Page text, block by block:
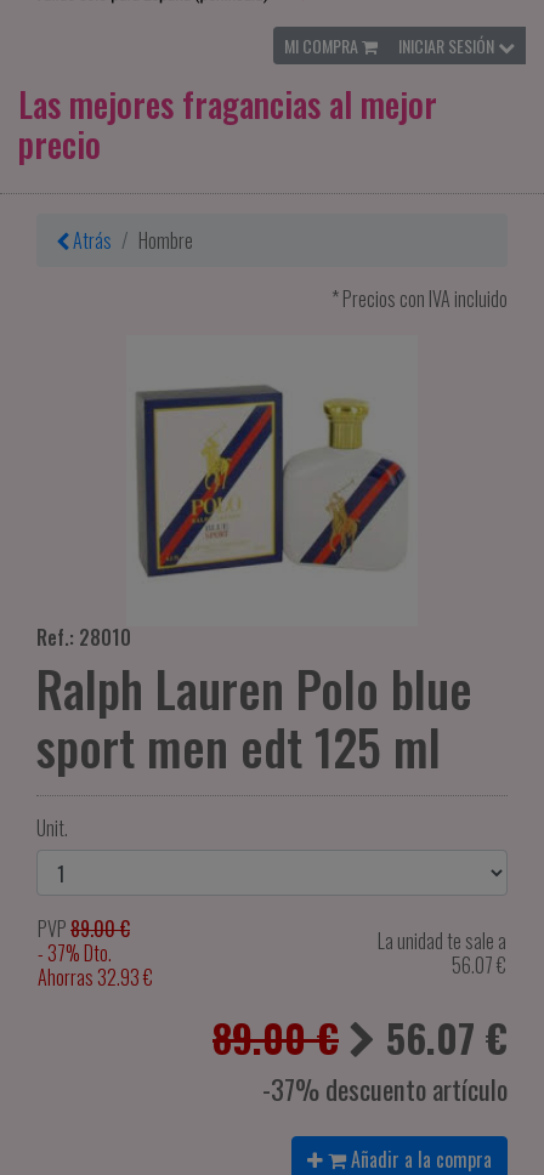
MI COMPRA INICIAR SESIÓN
Las mejores fragancias al mejor
precio
Atrás
Hombre
* Precios con IVA incluido
Ref.: 28010
Ralph Lauren Polo blue
sport men edt 125 ml
Unit.
PVP89.00 €
- 37% Dto.
Ahorras 32.93 €
La unidad te sale a
56.07€
89.00 € 56.07 €
-37% descuento artículo
Añadir a la compra